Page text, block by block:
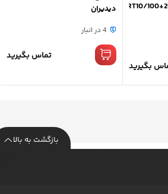
سوییچ24PORT10/100+2UP1000+1SFP1000برند
بگیرید
دیدیران
4 در انبار
تماس بگیرید
بازگشت به بالا